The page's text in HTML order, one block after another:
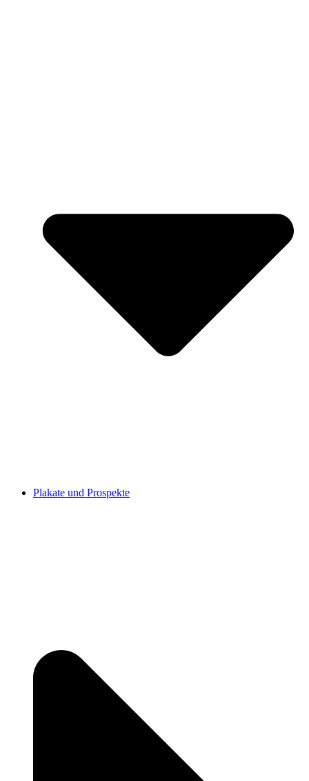
Plakate und Prospekte